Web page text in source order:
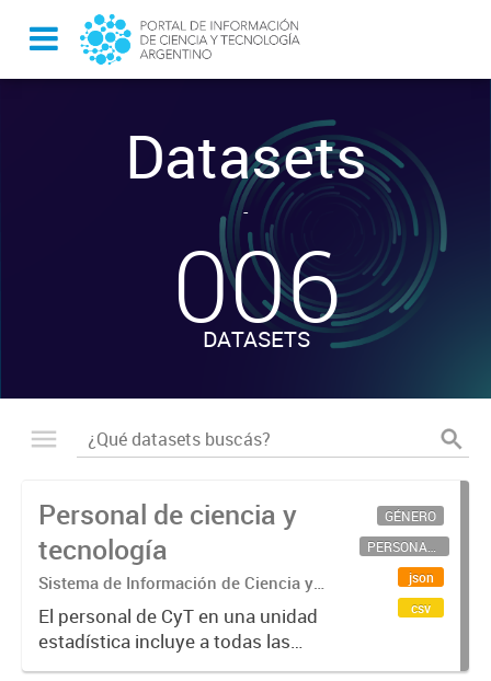
Datasets
-
006
DATASETS
Personal de ciencia y
tecnología
Sistema de Información de Ciencia y
Tecnología Argentino (SICYTAR)
El personal de CyT en una unidad
estadística incluye a todas las
personas involucradas
GÉNERO
PERSONAL CIENTÍFICO-TECNOLÓGICO
json
csv